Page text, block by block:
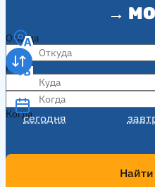
→
Откуда
Куда
Когда
сегодня
Когда